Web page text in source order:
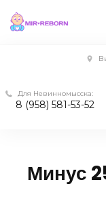
Для Невинномысска:
8 (958) 581-53-52
Минус